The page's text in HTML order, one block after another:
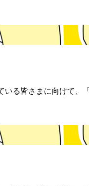
る皆さまに向けて、